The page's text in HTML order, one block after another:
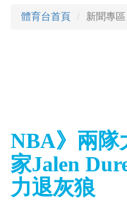
體育台首頁 新聞專區
NBA》兩隊
家Jalen
力退灰狼